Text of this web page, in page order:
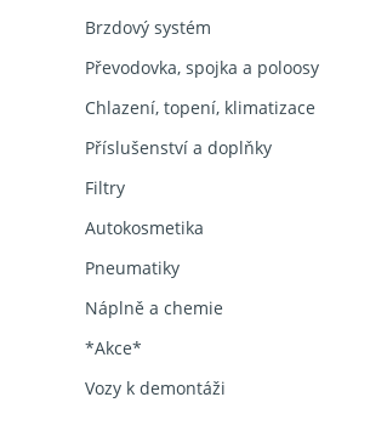
Brzdový systém
Převodovka, spojka a poloosy
Chlazení, topení, klimatizace
Příslušenství a doplňky
Filtry
Autokosmetika
Pneumatiky
Náplně a chemie
*Akce*
Vozy k demontáži